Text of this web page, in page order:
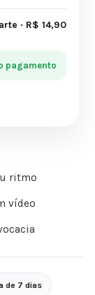
ritmo
vídeo
de 7 dias
· R$ 14,90
pagamento